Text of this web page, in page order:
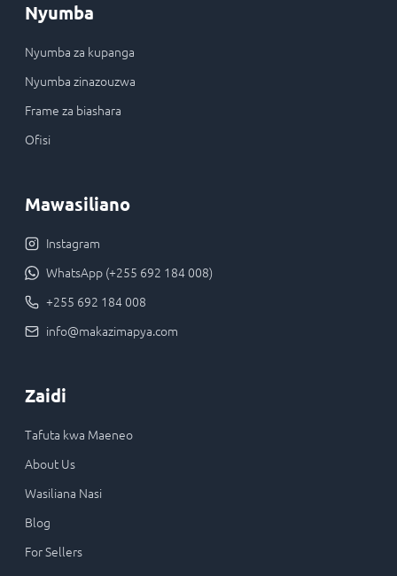
Nyumba
Nyumba za kupanga
Nyumba zinazouzwa
Frame za biashara
Ofisi
Mawasiliano
Instagram
WhatsApp (+255 692 184 008)
+255 692 184 008
info@makazimapya.com
Zaidi
Tafuta kwa Maeneo
About Us
Wasiliana Nasi
Blog
For Sellers